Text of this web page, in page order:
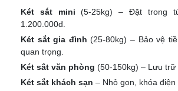
Két sắt mini (5-25kg) – Đặt trong
1.200.000đ.
Két sắt gia đình (25-80kg) – Bảo vệ
quan trọng.
Két sắt văn phòng (50-150kg) – Lưu trữ
Két sắt khách sạn – Nhỏ gọn, khóa